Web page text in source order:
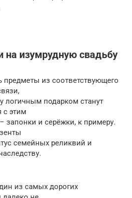
на изумрудную свадьбу
предметы из соответствующего
логичным подарком станут
с этим
запонки и серёжки, к примеру.
семейных реликвий и
из самых дорогих